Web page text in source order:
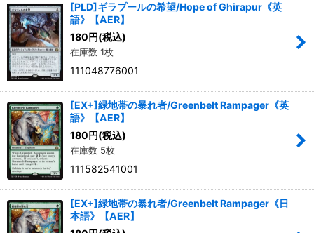
並び順:
[PLD]ギラプールの希望/Hope of Ghirapur《英
語》【AER】
180円(税込)
在庫数 1枚
111048776001
[EX+]緑地帯の暴れ者/Greenbelt Rampager《英
語》【AER】
180円(税込)
在庫数 5枚
111582541001
[EX+]緑地帯の暴れ者/Greenbelt Rampager《日
本語》【AER】